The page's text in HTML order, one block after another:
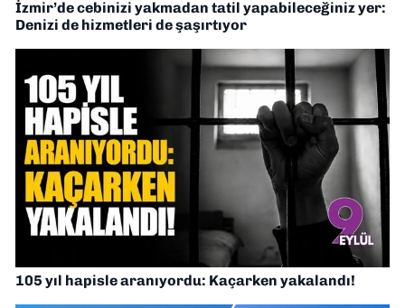
İzmir’de cebinizi yakmadan tatil yapabileceğiniz yer:
Denizi de hizmetleri de şaşırtıyor
105 yıl hapisle aranıyordu: Kaçarken yakalandı!